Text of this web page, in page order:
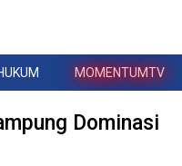
MOMENTUMTV
Dominasi